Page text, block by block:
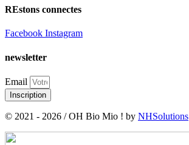
REstons connectes
Facebook Instagram
newsletter
Email
Inscription
© 2021 - 2026 / OH Bio Mio ! by NHSolutions